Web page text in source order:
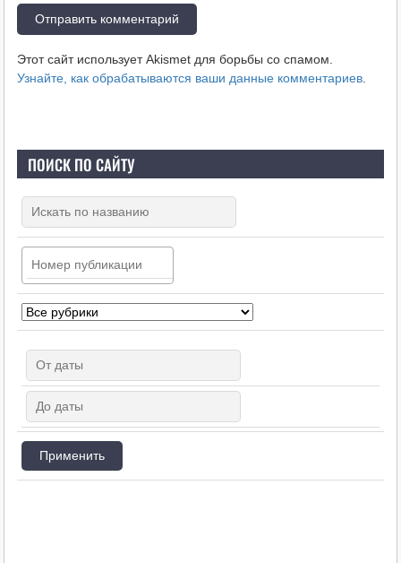
Этот сайт использует Akismet для борьбы со спамом.
Узнайте, как обрабатываются ваши данные комментариев.
ПОИСК ПО САЙТУ